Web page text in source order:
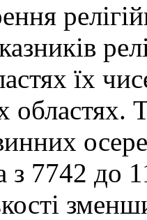
їх
областях.
7742 до